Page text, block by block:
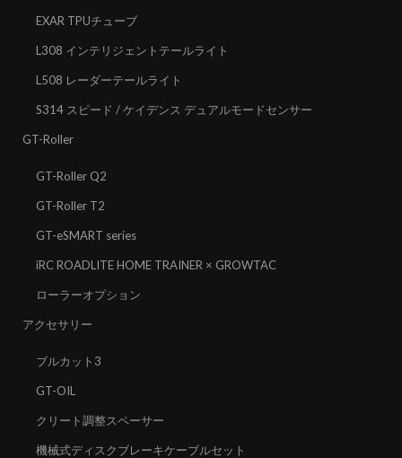
EXAR TPUチューブ
L308 インテリジェントテールライト
L508 レーダーテールライト
S314 スピード / ケイデンス デュアルモードセンサー
GT-Roller
GT-Roller Q2
GT-Roller T2
GT-eSMART series
iRC ROADLITE HOME TRAINER × GROWTAC
ローラーオプション
アクセサリー
ブルカット3
GT-OIL
クリート調整スペーサー
機械式ディスクブレーキケーブルセット